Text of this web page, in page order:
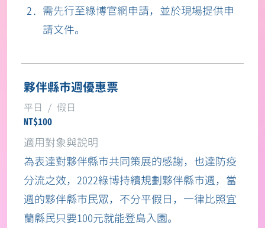
需先行至綠博官網申請，並於現場提供申
請文件。
夥伴縣市週優惠票
NT$100
為表達對夥伴縣市共同策展的感謝，也達防疫
分流之效，2022綠博持續規劃夥伴縣市週，當
週的夥伴縣市民眾，不分平假日，一律比照宜
蘭縣民只要100元就能登島入園。